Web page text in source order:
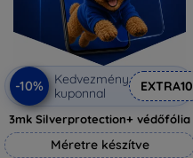
-10%
Kedvezmény
kuponnal
EXTRA10
3mk Silverprotection+ védőfólia
Méretre készítve